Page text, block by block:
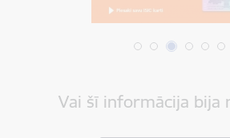
Vai šī informācija bija